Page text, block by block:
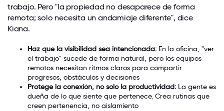
trabajo. Pero "la propiedad no desaparece de forma
remota; solo necesita un andamiaje diferente", dice
Kiana.
Haz que la visibilidad sea intencionada: En la oficina, "ver
el trabajo" sucede de forma natural, pero los equipos
remotos necesitan ritmos claros para compartir
progresos, obstáculos y decisiones
Protege la conexión, no solo la productividad: La gente es
dueña de lo que siente que pertenece. Crea rutinas que
creen pertenencia, no aislamiento